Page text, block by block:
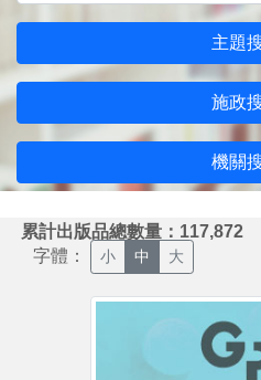
主題
施政
機關
累計出版品總數量：117,872
字體： 小 中 大